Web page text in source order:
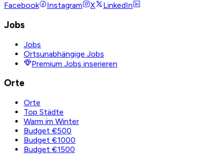
Facebook
Instagram X LinkedIn
Jobs
Jobs
Ortsunabhängige Jobs
Premium Jobs inserieren
Orte
Orte
Top Städte
Warm im Winter
Budget €500
Budget €1000
Budget €1500